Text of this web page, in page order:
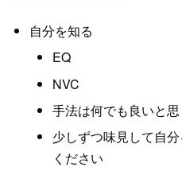
自分を知る
EQ
NVC
手法は何でも良いと思
少しずつ味見して自
ください